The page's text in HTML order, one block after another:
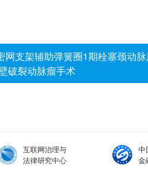
网支架辅助弹簧圈1期栓塞颈动
破裂动脉瘤手术
互联网治理与
法律研究中心
中
金